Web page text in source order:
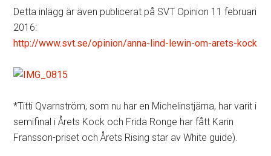
Detta inlägg är även publicerat på SVT Opinion 11 februari
2016:
http://www.svt.se/opinion/anna-lind-lewin-om-arets-kock
*Titti Qvarnström, som nu har en Michelinstjärna, har varit i
semifinal i Årets Kock och Frida Ronge har fått Karin
Fransson-priset och Årets Rising star av White guide).